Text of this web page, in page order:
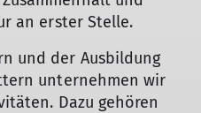
an erster Stelle.
und der Ausbildung
unternehmen wir
Dazu gehören